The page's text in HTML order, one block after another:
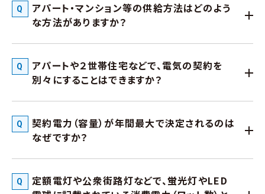
アパート・マンション等の供給方法はどのよう
な方法がありますか？
アパートや２世帯住宅などで、電気の契約を
別々にすることはできますか？
契約電力（容量）が年間最大で決定されるのは
なぜですか？
定額電灯や公衆街路灯などで、蛍光灯やLED